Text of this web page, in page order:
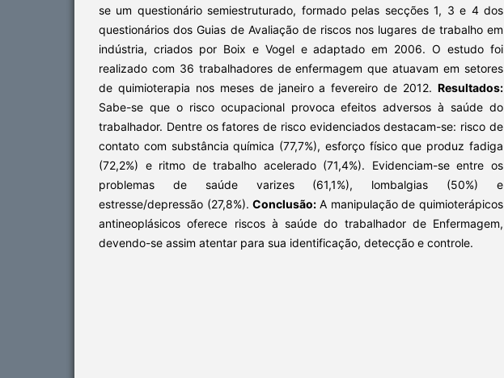
se um questionário semiestruturado, formado pelas secções 1, 3 e 4 dos
questionários dos Guias de Avaliação de riscos nos lugares de trabalho em
indústria, criados por Boix e Vogel e adaptado em 2006. O estudo foi
realizado com 36 trabalhadores de enfermagem que atuavam em setores
de quimioterapia nos meses de janeiro a fevereiro de 2012. Resultados:
Sabe-se que o risco ocupacional provoca efeitos adversos à saúde do
trabalhador. Dentre os fatores de risco evidenciados destacam-se: risco de
contato com substância química (77,7%), esforço físico que produz fadiga
(72,2%) e ritmo de trabalho acelerado (71,4%). Evidenciam-se entre os
problemas de saúde varizes (61,1%), lombalgias (50%) e
estresse/depressão (27,8%).Conclusão:A manipulação de quimioterápicos
antineoplásicos oferece riscos à saúde do trabalhador de Enfermagem,
devendo-se assim atentar para sua identificação, detecção e controle.